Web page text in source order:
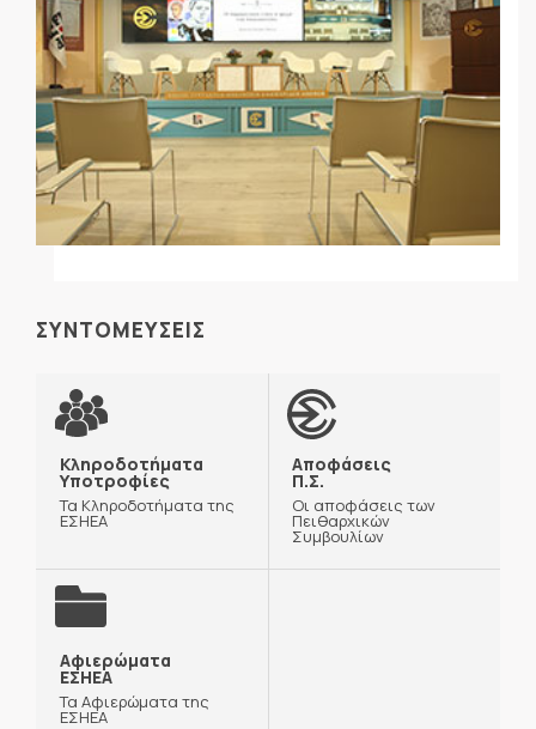
ΣΥΝΤΟΜΕΥΣΕΙΣ
Κληροδοτήματα
Υποτροφίες
Τα Κληροδοτήματα της
ΕΣΗΕΑ
Αποφάσεις
Π.Σ.
Οι αποφάσεις των
Πειθαρχικών
Συμβουλίων
Αφιερώματα
ΕΣΗΕΑ
Τα Αφιερώματα της
ΕΣΗΕΑ